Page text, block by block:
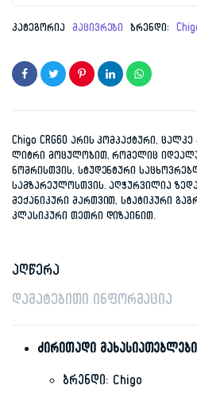
კატეგორია მაცივრები ბრენდი:
Chigo CRG60 არის კომპაქტური,
ლიტრი მოცულობით, რომელიც
ნომრისთვის, სტუდენტური
სამზარეულოსთვის. აღჭურვილია
მექანიკური მართვით, სტატიკური
კლასიკური თეთრი დიზაინით.
აღწერა
დამატებითი ინფორმაცია
ძირითადი მახასიათებლები
ბრენდი: Chigo